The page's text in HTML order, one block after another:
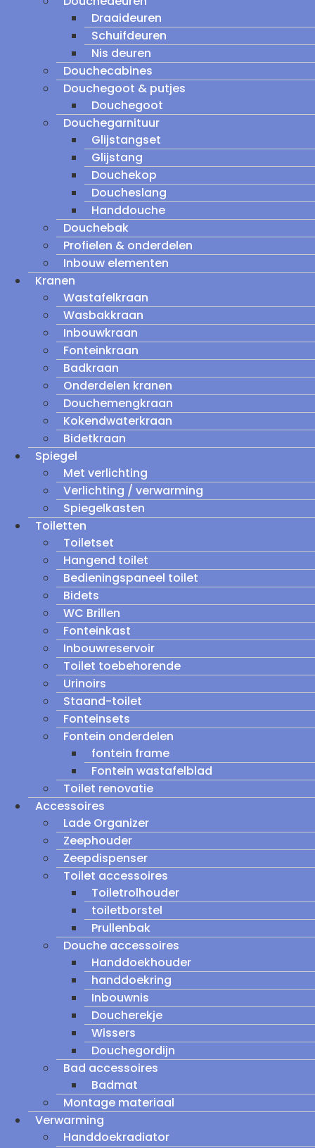
Draaideuren
Schuifdeuren
Nis deuren
Douchecabines
Douchegoot & putjes
Douchegoot
Douchegarnituur
Glijstangset
Glijstang
Douchekop
Doucheslang
Handdouche
Douchebak
Profielen & onderdelen
Inbouw elementen
Kranen
Wastafelkraan
Wasbakkraan
Inbouwkraan
Fonteinkraan
Badkraan
Onderdelen kranen
Douchemengkraan
Kokendwaterkraan
Bidetkraan
Spiegel
Met verlichting
Verlichting / verwarming
Spiegelkasten
Toiletten
Toiletset
Hangend toilet
Bedieningspaneel toilet
Bidets
WC Brillen
Fonteinkast
Inbouwreservoir
Toilet toebehorende
Urinoirs
Staand-toilet
Fonteinsets
Fontein onderdelen
fontein frame
Fontein wastafelblad
Toilet renovatie
Accessoires
Lade Organizer
Zeephouder
Zeepdispenser
Toilet accessoires
Toiletrolhouder
toiletborstel
Prullenbak
Douche accessoires
Handdoekhouder
handdoekring
Inbouwnis
Doucherekje
Wissers
Douchegordijn
Bad accessoires
Badmat
Montage materiaal
Verwarming
Handdoekradiator